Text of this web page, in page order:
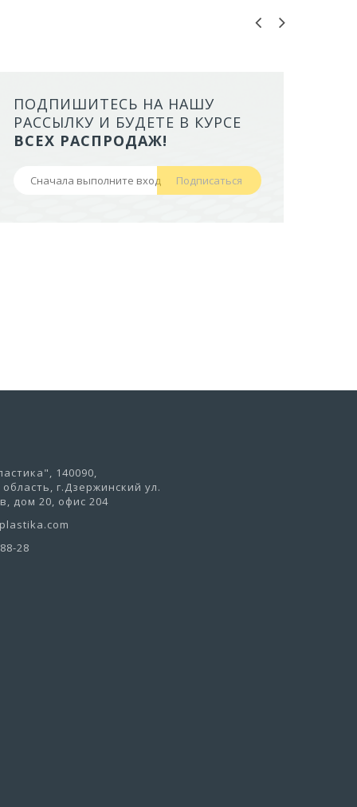
ЛОТОК ALTA ДЛЯ КОШЕК
БОРТАМИ И СЕТКОЙ НА
НОЖКАХ)
ПОДПИШИТЕСЬ НА НАШУ
РАССЫЛКУ И БУДЕТЕ В КУРСЕ
ВСЕХ РАСПРОДАЖ!
Подписаться
140090,
г.Дзержинский ул.
дом 20, офис 204
28